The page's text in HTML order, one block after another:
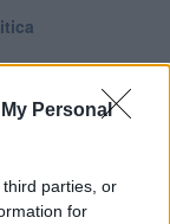
Personal
parties, or
for